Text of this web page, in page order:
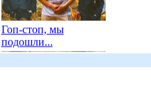
Гоп-стоп, мы
подошли...